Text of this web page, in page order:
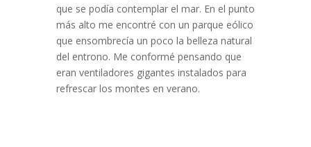
que se podía contemplar el mar. En el punto
más alto me encontré con un parque eólico
que ensombrecía un poco la belleza natural
del entrono. Me conformé pensando que
eran ventiladores gigantes instalados para
refrescar los montes en verano.